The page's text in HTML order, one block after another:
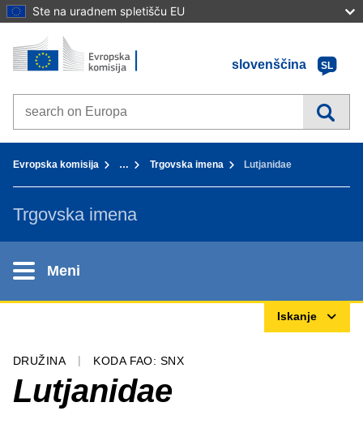
Ste na uradnem spletišču EU
Pojdi na vsebino
Domov - Evropska komisija
slovenščina
SL
Search on Europa websites
Evropska komisija … Trgovska imena Lutjanidae
Trgovska imena
Meni
Iskanje
DRUŽINA KODA FAO: SNX
Lutjanidae